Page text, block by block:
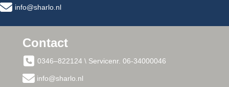
info@sharlo.nl
Contact
0346–822124 \ Servicenr. 06-34000046
info@sharlo.nl